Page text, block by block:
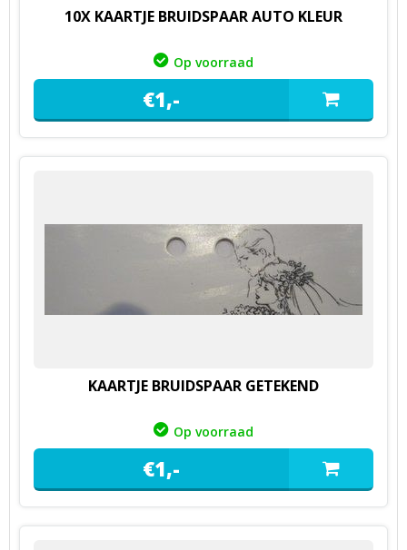
10X KAARTJE BRUIDSPAAR AUTO KLEUR
Op voorraad
€1,-
KAARTJE BRUIDSPAAR GETEKEND
Op voorraad
€1,-